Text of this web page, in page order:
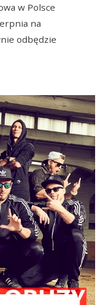
w Polsce
na
odbędzie